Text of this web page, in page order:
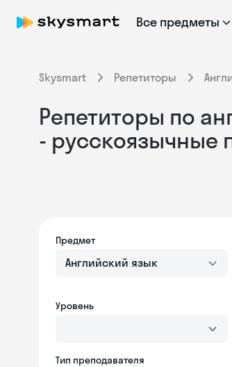
Все предметы
Skysmart Репетиторы
Репетиторы по
- русскоязычные
Предмет
Английский язык
Уровень
Тип преподавателя